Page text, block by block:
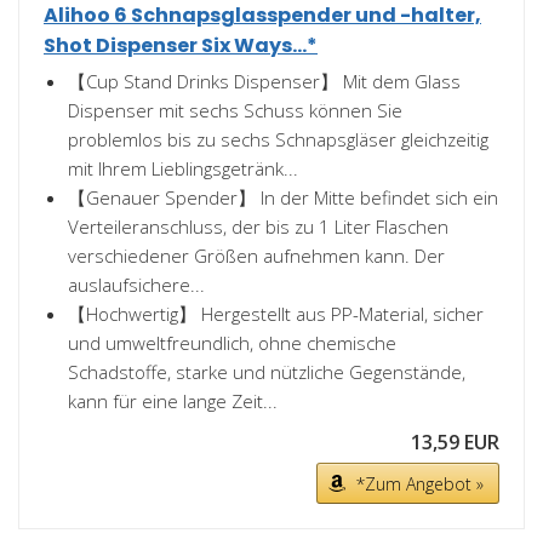
Alihoo 6 Schnapsglasspender und -halter,
Shot Dispenser Six Ways...*
【Cup Stand Drinks Dispenser】 Mit dem Glass
Dispenser mit sechs Schuss können Sie
problemlos bis zu sechs Schnapsgläser gleichzeitig
mit Ihrem Lieblingsgetränk...
【Genauer Spender】 In der Mitte befindet sich ein
Verteileranschluss, der bis zu 1 Liter Flaschen
verschiedener Größen aufnehmen kann. Der
auslaufsichere...
【Hochwertig】 Hergestellt aus PP-Material, sicher
und umweltfreundlich, ohne chemische
Schadstoffe, starke und nützliche Gegenstände,
kann für eine lange Zeit...
13,59 EUR
*Zum Angebot »